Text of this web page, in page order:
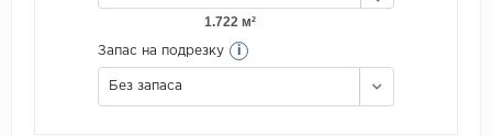
Запас на подрезку i
Без запаса